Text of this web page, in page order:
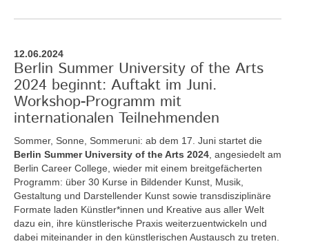
12.06.2024
Berlin Summer University of the Arts
2024 beginnt: Auftakt im Juni.
Workshop-Programm mit
internationalen Teilnehmenden
Sommer, Sonne, Sommeruni: ab dem 17. Juni startet die
Berlin Summer University of the Arts 2024 , angesiedelt am
Berlin Career College, wieder mit einem breitgefächerten
Programm: über 30 Kurse in Bildender Kunst, Musik,
Gestaltung und Darstellender Kunst sowie transdisziplinäre
Formate laden Künstler*innen und Kreative aus aller Welt
dazu ein, ihre künstlerische Praxis weiterzuentwickeln und
dabei miteinander in den künstlerischen Austausch zu treten.